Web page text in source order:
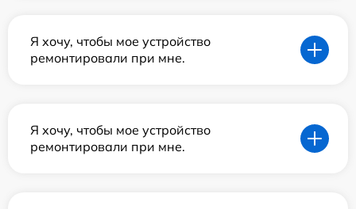
Я хочу, чтобы мое устройство
ремонтировали при мне.
Я хочу, чтобы мое устройство
ремонтировали при мне.